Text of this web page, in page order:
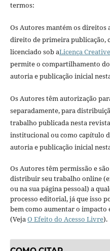
termos:
Os Autores mantém os direitos
direito de primeira publicação,
licenciado sob aLicença
permite o compartilhamento
autoria e publicação inicial
Os Autores têm autorização
separadamente, para
trabalho publicada nesta
institucional ou como capítulo
autoria e publicação inicial
Os Autores têm permissão e
distribuir seu trabalho online
ou na sua página pessoal) a
processo editorial, já que isso
bem como aumentar o impacto
(VejaO Efeito do Acesso Livre).